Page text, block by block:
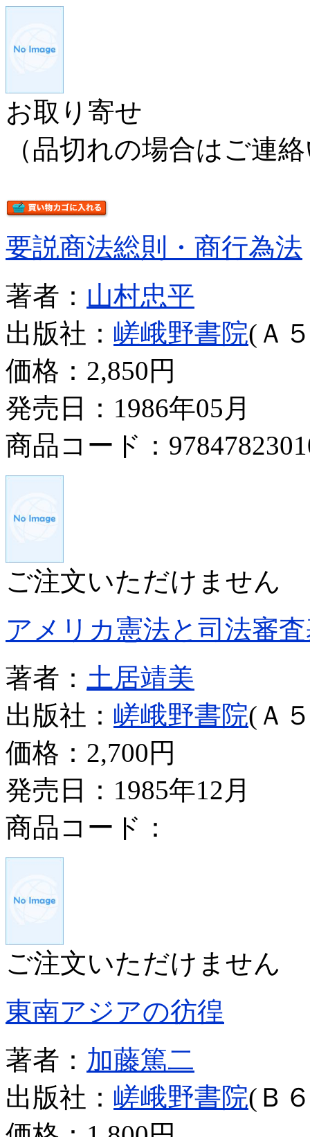
お取り寄せ
（品切れの場合はご連
要説商法総則・商行為法
著者： 山村忠平
出版社： 嵯峨野書院(Ａ
価格： 2,850円
発売日：1986年05月
商品コード：
ご注文いただけません
アメリカ憲法と司法審
著者： 土居靖美
出版社： 嵯峨野書院(Ａ
価格： 2,700円
発売日：1985年12月
商品コード：
ご注文いただけません
東南アジアの彷徨
著者： 加藤篤二
出版社： 嵯峨野書院(Ｂ